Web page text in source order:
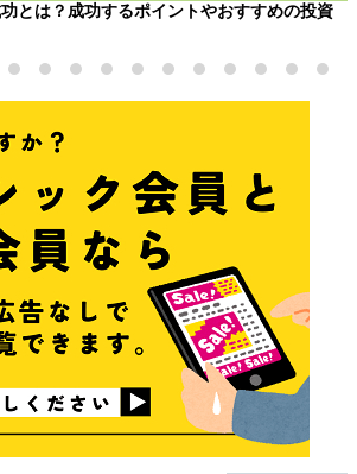
とは？成功するポイントやおすすめの投資